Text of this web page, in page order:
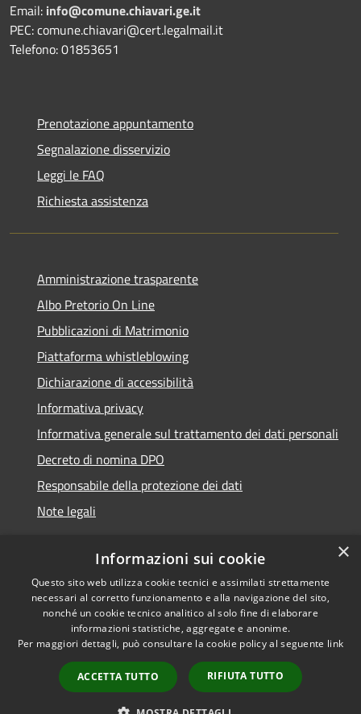
Email: info@comune.chiavari.ge.it
PEC: comune.chiavari@cert.legalmail.it
Telefono: 01853651
Prenotazione appuntamento
Segnalazione disservizio
Leggi le FAQ
Richiesta assistenza
Amministrazione trasparente
Albo Pretorio On Line
Pubblicazioni di Matrimonio
Piattaforma whistleblowing
Dichiarazione di accessibilità
Informativa privacy
Informativa generale sul trattamento dei dati personali
Decreto di nomina DPO
Responsabile della protezione dei dati
Note legali
RSS
Accessibilità
Cookie
Mappa del sito
Piano di miglioramento
© 2021 - 2026 Comune di
Chiavari -Area Riservata
×
Informazioni sui cookie
Questo sito web utilizza cookie tecnici e assimilati strettamente
necessari al corretto funzionamento e alla navigazione del sito,
nonché un cookie tecnico analitico al solo fine di elaborare
informazioni statistiche, aggregate e anonime.
Per maggiori dettagli, può consultare la cookie policy al seguente link
ACCETTA TUTTO RIFIUTA TUTTO